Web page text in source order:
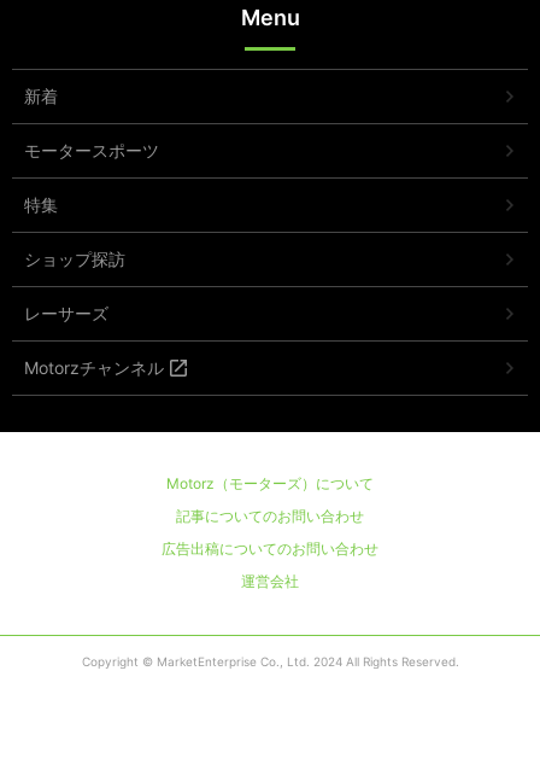
Menu
新着
モータースポーツ
特集
ショップ探訪
レーサーズ
Motorzチャンネル
Motorz（モーターズ）について
記事についてのお問い合わせ
広告出稿についてのお問い合わせ
運営会社
Copyright © MarketEnterprise Co., Ltd. 2024 All Rights Reserved.